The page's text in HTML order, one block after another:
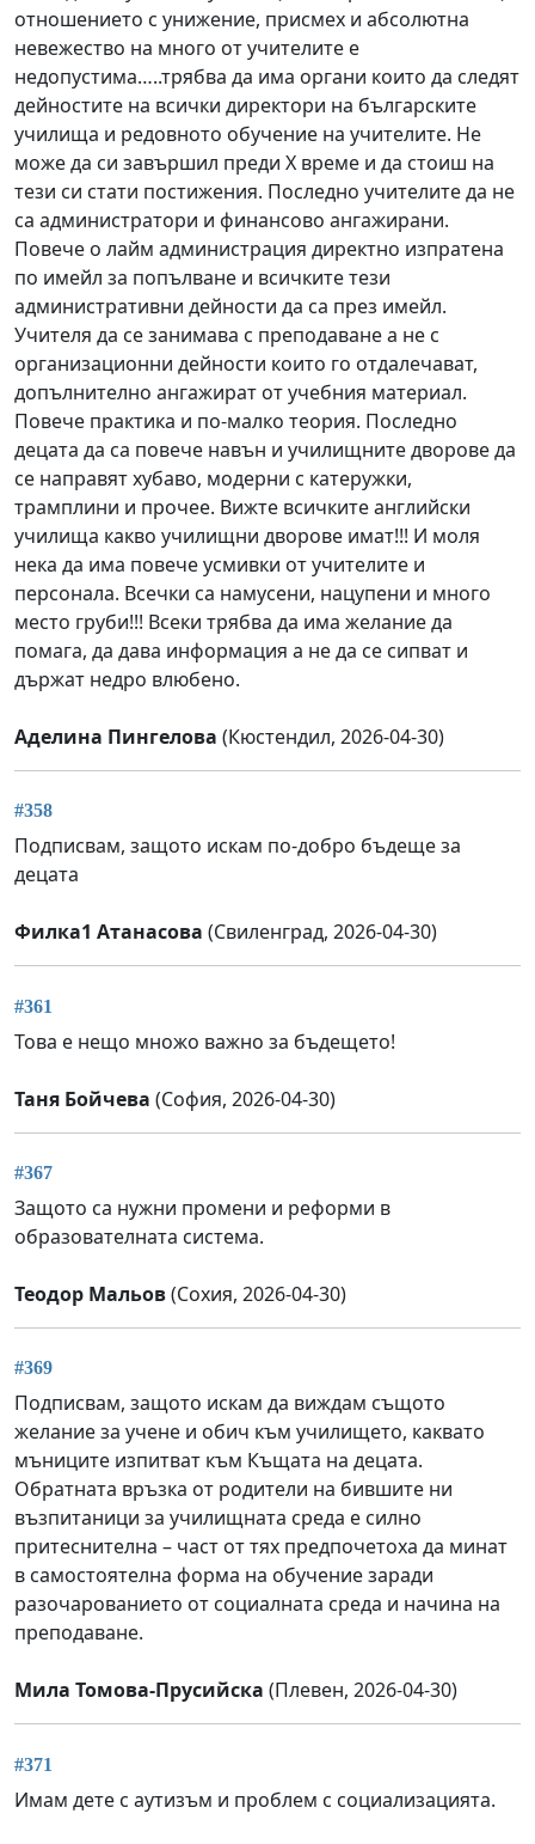
отношението с унижение, присмех и абсолютна
невежество на много от учителите е
недопустима…..трябва да има органи които да следят
дейностите на всички директори на българските
училища и редовното обучение на учителите. Не
може да си завършил преди Х време и да стоиш на
тези си стати постижения. Последно учителите да не
са администратори и финансово ангажирани.
Повече о лайм администрация директно изпратена
по имейл за попълване и всичките тези
административни дейности да са през имейл.
Учителя да се занимава с преподаване а не с
организационни дейности които го отдалечават,
допълнително ангажират от учебния материал.
Повече практика и по-малко теория. Последно
децата да са повече навън и училищните дворове да
се направят хубаво, модерни с катеружки,
трамплини и прочее. Вижте всичките английски
училища какво училищни дворове имат!!! И моля
нека да има повече усмивки от учителите и
персонала. Всечки са намусени, нацупени и много
место груби!!! Всеки трябва да има желание да
помага, да дава информация а не да се сипват и
държат недро влюбено.
Аделина Пингелова (Кюстендил, 2026-04-30)
#358
Подписвам, защото искам по-добро бъдеще за
децата
Филка1 Атанасова (Свиленград, 2026-04-30)
#361
Това е нещо множо важно за бъдещето!
Таня Бойчева (София, 2026-04-30)
#367
Защото са нужни промени и реформи в
образователната система.
Теодор Мальов(Сохия, 2026-04-30)
#369
Подписвам, защото искам да виждам същото
желание за учене и обич към училището, каквато
мъниците изпитват към Къщата на децата.
Обратната връзка от родители на бившите ни
възпитаници за училищната среда е силно
притеснителна – част от тях предпочетоха да минат
в самостоятелна форма на обучение заради
разочарованието от социалната среда и начина на
преподаване.
Мила Томова-Прусийска (Плевен, 2026-04-30)
#371
Имам дете с аутизъм и проблем с социализацията.